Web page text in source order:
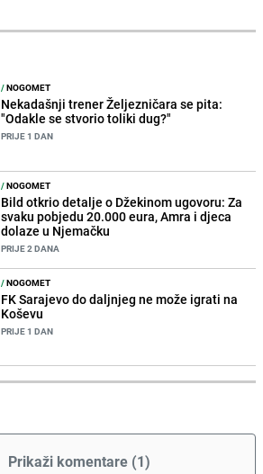
/NOGOMET
Nekadašnji trener Željezničara se pita:
"Odakle se stvorio toliki dug?"
PRIJE 1 DAN
/NOGOMET
Bild otkrio detalje o Džekinom ugovoru: Za
svaku pobjedu 20.000 eura, Amra i djeca
dolaze u Njemačku
PRIJE 2 DANA
/NOGOMET
FK Sarajevo do daljnjeg ne može igrati na
Koševu
PRIJE 1 DAN
Prikaži komentare (1)